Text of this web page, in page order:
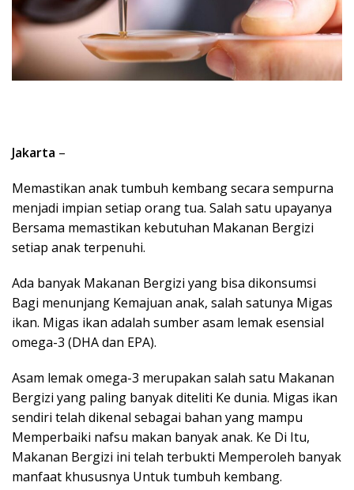
Jakarta –
Memastikan anak tumbuh kembang secara sempurna
menjadi impian setiap orang tua. Salah satu upayanya
Bersama memastikan kebutuhan Makanan Bergizi
setiap anak terpenuhi.
Ada banyak Makanan Bergizi yang bisa dikonsumsi
Bagi menunjang Kemajuan anak, salah satunya Migas
ikan. Migas ikan adalah sumber asam lemak esensial
omega-3 (DHA dan EPA).
Asam lemak omega-3 merupakan salah satu Makanan
Bergizi yang paling banyak diteliti Ke dunia. Migas ikan
sendiri telah dikenal sebagai bahan yang mampu
Memperbaiki nafsu makan banyak anak. Ke Di Itu,
Makanan Bergizi ini telah terbukti Memperoleh banyak
manfaat khususnya Untuk tumbuh kembang.